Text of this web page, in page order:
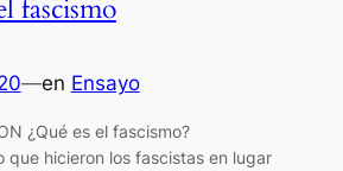
fascismo
—en Ensayo
¿Qué es el fascismo?
que hicieron los fascistas en lugar